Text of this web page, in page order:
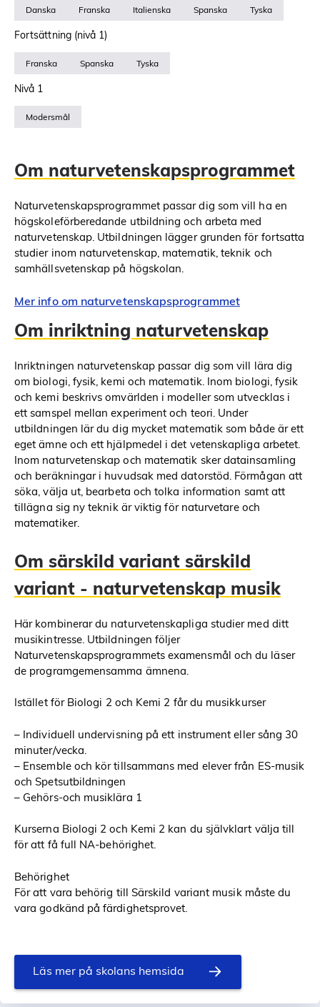
Danska Franska Italienska Spanska Tyska
Fortsättning (nivå 1)
Franska Spanska Tyska
Nivå 1
Modersmål
Om naturvetenskapsprogrammet
Naturvetenskapsprogrammet passar dig som vill ha en
högskoleförberedande utbildning och arbeta med
naturvetenskap. Utbildningen lägger grunden för fortsatta
studier inom naturvetenskap, matematik, teknik och
samhällsvetenskap på högskolan.
Mer info om naturvetenskapsprogrammet
Om inriktning naturvetenskap
Inriktningen naturvetenskap passar dig som vill lära dig
om biologi, fysik, kemi och matematik. Inom biologi, fysik
och kemi beskrivs omvärlden i modeller som utvecklas i
ett samspel mellan experiment och teori. Under
utbildningen lär du dig mycket matematik som både är ett
eget ämne och ett hjälpmedel i det vetenskapliga arbetet.
Inom naturvetenskap och matematik sker datainsamling
och beräkningar i huvudsak med datorstöd. Förmågan att
söka, välja ut, bearbeta och tolka information samt att
tillägna sig ny teknik är viktig för naturvetare och
matematiker.
Om särskild variant särskild
variant - naturvetenskap musik
Här kombinerar du naturvetenskapliga studier med ditt
musikintresse. Utbildningen följer
Naturvetenskapsprogrammets examensmål och du läser
de programgemensamma ämnena.
Istället för Biologi 2 och Kemi 2 får du musikkurser
– Individuell undervisning på ett instrument eller sång 30
minuter/vecka.
– Ensemble och kör tillsammans med elever från ES-musik
och Spetsutbildningen
– Gehörs-och musiklära 1
Kurserna Biologi 2 och Kemi 2 kan du självklart välja till
för att få full NA-behörighet.
Behörighet
För att vara behörig till Särskild variant musik måste du
vara godkänd på färdighetsprovet.
Läs mer på skolans hemsida